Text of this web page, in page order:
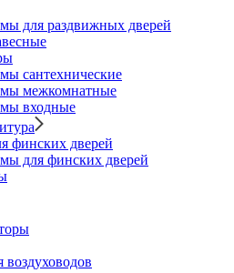
для раздвижных дверей
сантехнические
межкомнатные
входные
финских дверей
для финских дверей